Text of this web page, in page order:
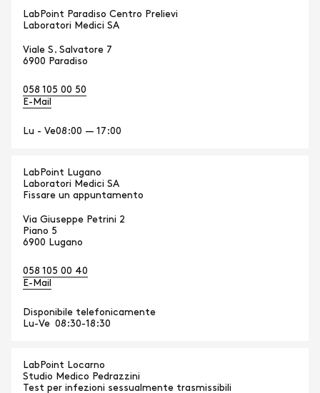
LabPoint Paradiso Centro Prelievi
Laboratori Medici SA
Viale S. Salvatore 7
6900 Paradiso
058 105 00 50
E-Mail
Lu - Ve08:00 — 17:00
LabPoint Lugano
Laboratori Medici SA
Fissare un appuntamento
Via Giuseppe Petrini 2
Piano 5
6900 Lugano
058 105 00 40
E-Mail
Disponibile telefonicamente
Lu-Ve 08:30-18:30
LabPoint Locarno
Studio Medico Pedrazzini
Test per infezioni sessualmente trasmissibili